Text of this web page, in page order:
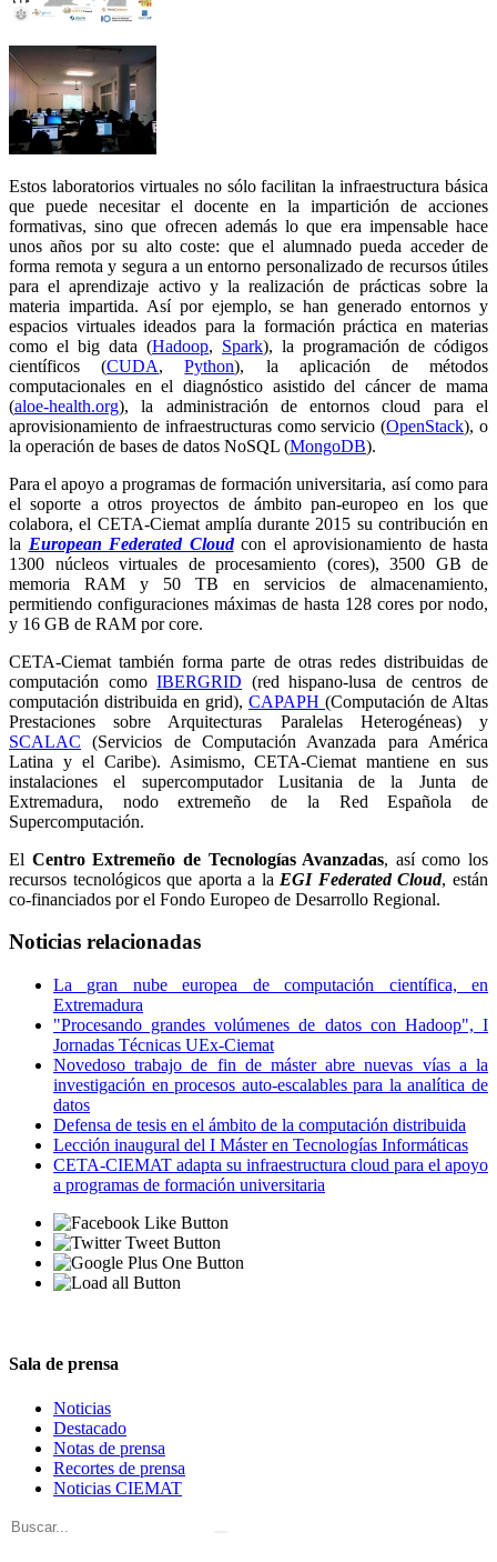
Estos laboratorios virtuales no sólo facilitan la infraestructura básica
que puede necesitar el docente en la impartición de acciones
formativas, sino que ofrecen además lo que era impensable hace
unos años por su alto coste: que el alumnado pueda acceder de
forma remota y segura a un entorno personalizado de recursos útiles
para el aprendizaje activo y la realización de prácticas sobre la
materia impartida. Así por ejemplo, se han generado entornos y
espacios virtuales ideados para la formación práctica en materias
como el big data (Hadoop, Spark), la programación de códigos
científicos (CUDA,Python), la aplicación de métodos
computacionales en el diagnóstico asistido del cáncer de mama
(aloe-health.org), la administración de entornos cloud para el
aprovisionamiento de infraestructuras como servicio (OpenStack), o
la operación de bases de datos NoSQL (MongoDB).
Para el apoyo a programas de formación universitaria, así como para
el soporte a otros proyectos de ámbito pan-europeo en los que
colabora, el CETA-Ciemat amplía durante 2015 su contribución en
la European Federated Cloudcon el aprovisionamiento de hasta
1300 núcleos virtuales de procesamiento (cores), 3500 GB de
memoria RAM y 50 TB en servicios de almacenamiento,
permitiendo configuraciones máximas de hasta 128 cores por nodo,
y 16 GB de RAM por core.
CETA-Ciemat también forma parte de otras redes distribuidas de
computación comoIBERGRID (red hispano-lusa de centros de
computación distribuida en grid), CAPAPH (Computación de Altas
Prestaciones sobre Arquitecturas Paralelas Heterogéneas) y
SCALAC (Servicios de Computación Avanzada para América
Latina y el Caribe). Asimismo, CETA-Ciemat mantiene en sus
instalaciones el supercomputador Lusitania de la Junta de
Extremadura, nodo extremeño de la Red Española de
Supercomputación.
El Centro Extremeño de Tecnologías Avanzadas, así como los
recursos tecnológicos que aporta a la EGI Federated Cloud, están
co-financiados por el Fondo Europeo de Desarrollo Regional.
Noticias relacionadas
La gran nube europea de computación científica, en
Extremadura
"Procesando grandes volúmenes de datos con Hadoop", I
Jornadas Técnicas UEx-Ciemat
Novedoso trabajo de fin de máster abre nuevas vías a la
investigación en procesos auto-escalables para la analítica de
datos
Defensa de tesis en el ámbito de la computación distribuida
Lección inaugural del I Máster en Tecnologías Informáticas
CETA-CIEMAT adapta su infraestructura cloud para el apoyo
a programas de formación universitaria
Sala de prensa
Noticias
Destacado
Notas de prensa
Recortes de prensa
Noticias CIEMAT